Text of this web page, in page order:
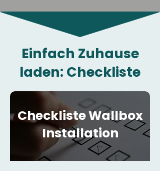
Einfach Zuhause
laden: Checkliste
Checkliste Wallbox
Installation